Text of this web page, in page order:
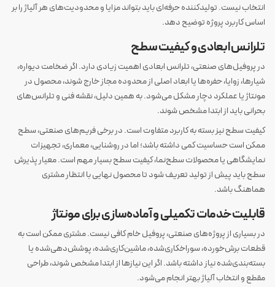
انتخاب نیست. تولیدکننده حرفه‌ای باید بتواند مزایا و محدودیت‌های هر آلیاژ را بر
اساس کاربرد پروژه توضیح دهد.
تلرانس ابعادی و کیفیت سطح
در پروفیل‌های صنعتی، تلرانس ابعادی اهمیت زیادی دارد. اگر ضخامت دیواره،
شیارها، زوایا، حفره‌ها یا ابعاد اصلی از محدوده مجاز خارج شوند، محصول در
مونتاژ یا عملکرد دچار مشکل می‌شود. به همین دلیل، نقشه فنی و تلرانس‌های
بحرانی باید از ابتدا مشخص شوند.
کیفیت سطح نیز بسته به کاربرد متفاوت است. در برخی فریم‌های صنعتی، سطح
ممکن است حساسیت کمی داشته باشد؛ اما در روشنایی، معماری، تجهیزات
نمایشگاهی یا محصولات سطح‌نما، کیفیت سطح بسیار مهم است. معیار پذیرش
سطح باید پیش از تولید تعریف شود تا محصول نهایی با انتظار مشتری
هماهنگ باشد.
قابلیت خدمات تکمیلی و آماده‌سازی برای مونتاژ
در بسیاری از پروژه‌های صنعتی، پروفیل خام کافی نیست. مشتری ممکن است به
قطعات برش‌خورده، سوراخکاری‌شده، ماشین‌کاری‌شده، پوشش‌دهی‌شده یا
بسته‌بندی‌شده نیاز داشته باشد. اگر این نیازها از ابتدا مشخص شوند، طراحی
مقطع و انتخاب آلیاژ بهتر انجام می‌شود.